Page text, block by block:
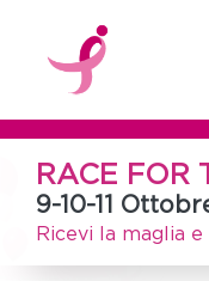
RACE FOR
9-10-11
Ricevi la maglia